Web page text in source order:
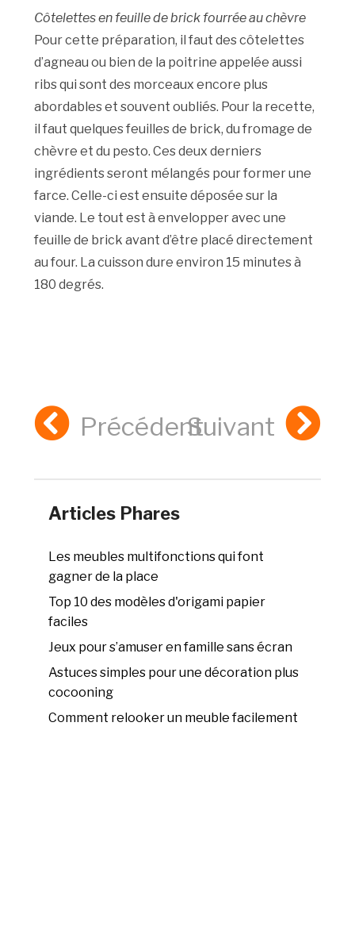
Côtelettes en feuille de brick fourrée au chèvre
Pour cette préparation, il faut des côtelettes
d’agneau ou bien de la poitrine appelée aussi
ribs qui sont des morceaux encore plus
abordables et souvent oubliés. Pour la recette,
il faut quelques feuilles de brick, du fromage de
chèvre et du pesto. Ces deux derniers
ingrédients seront mélangés pour former une
farce. Celle-ci est ensuite déposée sur la
viande. Le tout est à envelopper avec une
feuille de brick avant d’être placé directement
au four. La cuisson dure environ 15 minutes à
180 degrés.
PrécédentSuivant
Articles Phares
Les meubles multifonctions qui font
gagner de la place
Top 10 des modèles d'origami papier
faciles
Jeux pour s’amuser en famille sans écran
Astuces simples pour une décoration plus
cocooning
Comment relooker un meuble facilement